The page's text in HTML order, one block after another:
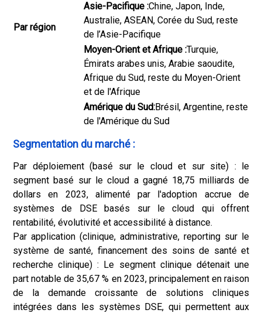
Par région
Asie-Pacifique :Chine, Japon, Inde,
Australie, ASEAN, Corée du Sud, reste
de l’Asie-Pacifique
Moyen-Orient et Afrique :Turquie,
Émirats arabes unis, Arabie saoudite,
Afrique du Sud, reste du Moyen-Orient
et de l'Afrique
Amérique du Sud:Brésil, Argentine, reste
de l'Amérique du Sud
Segmentation du marché :
Par déploiement (basé sur le cloud et sur site) : le
segment basé sur le cloud a gagné 18,75 milliards de
dollars en 2023, alimenté par l'adoption accrue de
systèmes de DSE basés sur le cloud qui offrent
rentabilité, évolutivité et accessibilité à distance.
Par application (clinique, administrative, reporting sur le
système de santé, financement des soins de santé et
recherche clinique) : Le segment clinique détenait une
part notable de 35,67 % en 2023, principalement en raison
de la demande croissante de solutions cliniques
intégrées dans les systèmes DSE, qui permettent aux